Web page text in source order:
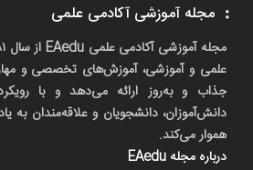
مجله آموزشی آکادمی علمی
علمی و آموزشی، آموزش‌های تخصصی و
جذاب و به‌روز ارائه می‌دهد و با
دانش‌آموزان، دانشجویان و علاقه‌مندان به
هموار می‌کند.
درباره مجله EAedu